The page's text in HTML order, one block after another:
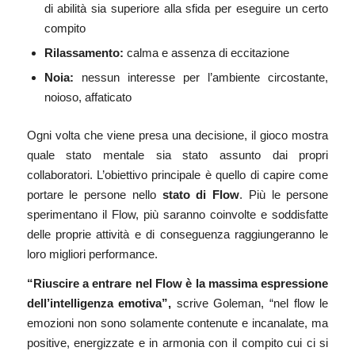
di abilità sia superiore alla sfida per eseguire un certo
compito
Rilassamento: calma e assenza di eccitazione
Noia: nessun interesse per l’ambiente circostante,
noioso, affaticato
Ogni volta che viene presa una decisione, il gioco mostra
quale stato mentale sia stato assunto dai propri
collaboratori. L’obiettivo principale è quello di capire come
portare le persone nellostato di Flow. Più le persone
sperimentano il Flow, più saranno coinvolte e soddisfatte
delle proprie attività e di conseguenza raggiungeranno le
loro migliori performance.
“Riuscire a entrare nel Flow è la massima espressione
dell’intelligenza emotiva”, scrive Goleman, “nel flow le
emozioni non sono solamente contenute e incanalate, ma
positive, energizzate e in armonia con il compito cui ci si